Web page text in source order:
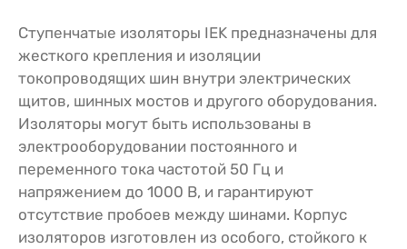
Ступенчатые изоляторы IEK предназначены для
жесткого крепления и изоляции
токопроводящих шин внутри электрических
щитов, шинных мостов и другого оборудования.
Изоляторы могут быть использованы в
электрооборудовании постоянного и
переменного тока частотой 50 Гц и
напряжением до 1000 В, и гарантируют
отсутствие пробоев между шинами. Корпус
изоляторов изготовлен из особого, стойкого к